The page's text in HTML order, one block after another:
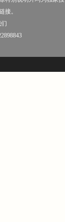
接。